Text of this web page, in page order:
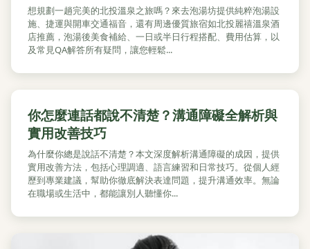
想規劃一趟完美的北投溫泉之旅嗎？來去泡湯坊提供純粹泡湯設
施、捷運與開車交通福音，還有周邊優質旅宿如北投麗禧溫泉酒
店推薦，泡湯後美食補給、一日或半日行程搭配、費用估算，以
及常見QA解答所有疑問，讓您輕鬆...
你怎麼連話都說不清楚？溝通障礙全解析與
實用改善技巧
為什麼你總是說話不清楚？本文深度解析溝通障礙的成因，提供
實用改善方法，包括心理調適、語言練習和日常技巧。從個人經
歷到專業建議，幫助你徹底解決表達問題，提升溝通效率。無論
在職場或生活中，都能讓別人聽懂你...